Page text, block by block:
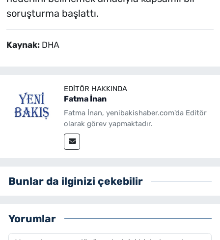
soruşturma başlattı.
Kaynak: DHA
EDITÖR HAKKINDA
Fatma İnan
Fatma İnan, yenibakishaber.com'da Editör
olarak görev yapmaktadır.
Bunlar da ilginizi çekebilir
Yorumlar